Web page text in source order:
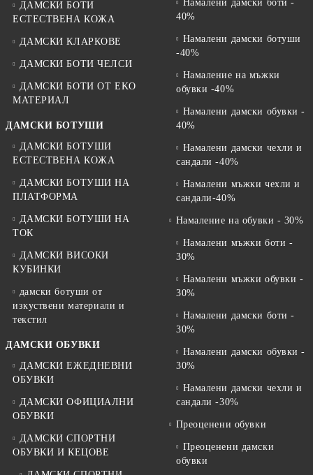
ежедневно носене?
ежедневие и градска среда.
Кои модели са най-комфортни?
Най-удобни са моделите с мемори пяна, олекотено ходило и
гъвкава подметка.
Могат ли да се носят със sport-elegant
визии?
Да, модерните sneakers се комбинират отлично с casual и business
casual облекло.
ДАМСКИ БОТИ
ЕСТЕСТВЕНА КОЖА
ДАМСКИ КЛАРКОВЕ
ДАМСКИ БОТИ ЧЕЛСИ
ДАМСКИ БОТИ ОТ EKO
МАТЕРИАЛ
ДАМСКИ БОТУШИ
ДАМСКИ БОТУШИ
ЕСТЕСТВЕНА КОЖА
ДАМСКИ БОТУШИ НА
ПЛАТФОРМА
ДАМСКИ БОТУШИ НА
ТОК
ДАМСКИ ВИСОКИ
КУБИНКИ
дамски ботуши от
изкуствени материали и
текстил
ДАМСКИ ОБУВКИ
ДАМСКИ ЕЖЕДНЕВНИ
ОБУВКИ
ДАМСКИ ОФИЦИАЛНИ
ОБУВКИ
ДАМСКИ СПОРТНИ
ОБУВКИ И КЕЦОВЕ
Намалени дамски боти -
40%
Намалени дамски ботуши
-40%
Намаление на мъжки
обувки -40%
Намалени дамски обувки -
40%
Намалени дамски чехли и
сандали -40%
Намалени мъжки чехли и
сандали-40%
Намаление на обувки - 30%
Намалени мъжки боти -
30%
Намалени мъжки обувки -
30%
Намалени дамски боти -
30%
Намалени дамски обувки -
30%
Намалени дамски чехли и
сандали -30%
Преоценени обувки
Преоценени дамски
обувки